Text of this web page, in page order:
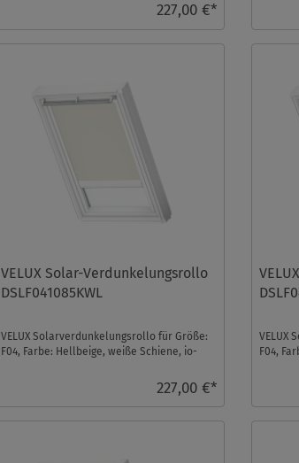
227,00 €*
VELUX Solar-Verdunkelungsrollo
DSLF041085KWL
VELUX Solarverdunkelungsrollo für Größe:
F04, Farbe: Hellbeige, weiße Schiene, io-
227,00 €*
VELUX
F04,